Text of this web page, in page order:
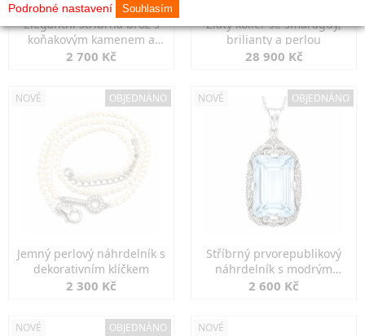
Elegantní stříbrná brož s
koňakovým kamenem a
markazity
2 700 Kč
Zlatý kolier se smaragdy,
brilianty a perlou
28 900 Kč
NOVÉ OBJEDNÁNO
Jemný perlový náhrdelník s
dekorativním klíčkem
2 300 Kč
NOVÉ OBJEDNÁNO
Stříbrný prvorepublikový
náhrdelník s modrým
spinelem
2 600 Kč
NOVÉ OBJEDNÁNO NOVÉ
Podrobné nastavení Souhlasím